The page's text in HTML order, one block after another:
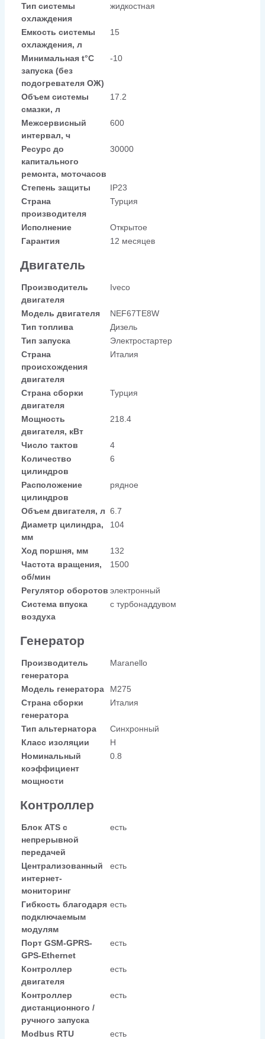
Тип системы
охлаждения
жидкостная
Емкость системы
охлаждения, л
15
Минимальная t°С
запуска (без
подогревателя ОЖ)
-10
Объем системы
смазки, л
17.2
Межсервисный
интервал, ч
600
Ресурс до
капитального
ремонта, моточасов
30000
Степень защиты
IP23
Страна
производителя
Турция
Исполнение
Открытое
Гарантия
12 месяцев
Двигатель
Производитель
двигателя
Iveco
Модель двигателя
NEF67TE8W
Тип топлива
Дизель
Тип запуска
Электростартер
Страна
происхождения
двигателя
Италия
Страна сборки
двигателя
Турция
Мощность
двигателя, кВт
218.4
Число тактов
4
Количество
цилиндров
6
Расположение
цилиндров
рядное
Объем двигателя, л 6.7
Диаметр цилиндра,
мм
104
Ход поршня, мм
132
Частота вращения,
об/мин
1500
Регулятор оборотов электронный
Система впуска
воздуха
с турбонаддувом
Генератор
Производитель
генератора
Maranello
Модель генератора
M275
Страна сборки
генератора
Италия
Тип альтернатора
Синхронный
Класс изоляции
H
Номинальный
коэффициент
мощности
0.8
Контроллер
Блок ATS с
непрерывной
передачей
есть
Централизованный
интернет-
мониторинг
есть
Гибкость благодаря
подключаемым
модулям
есть
Порт GSM-GPRS-
GPS-Ethernet
есть
Контроллер
двигателя
есть
Контроллер
дистанционного /
ручного запуска
есть
Modbus RTU есть